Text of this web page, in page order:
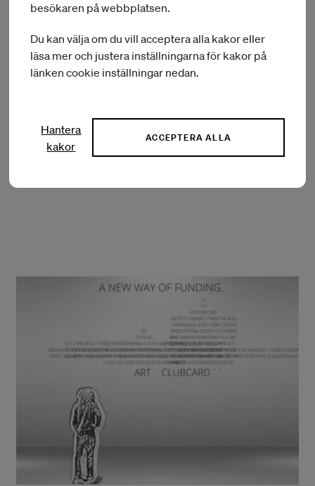
The Digital Soul
Regissörerna och konstnärerna Saloranta & de Vylder har
intressenter till scenkonstområdet.
LÄS MER OM THE DIGITAL SOUL
besökaren på webbplatsen.
Du kan välja om du vill acceptera alla kakor eller
läsa mer och justera inställningarna för kakor på
länken cookie inställningar nedan.
Hantera
kakor
ACCEPTERA ALLA